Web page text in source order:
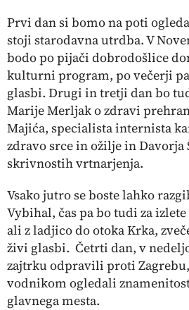
Prvi dan si bomo na poti
stoji starodavna utrdba. V
bodo po pijači dobrodošlice
kulturni program, po večerji
glasbi. Drugi in tretji dan bo
Marije Merljako zdravi
Majića, specialista internista
zdravo srce in ožilje inDavorja
skrivnostih vrtnarjenja.
Vsako jutro se boste lahko
Vybihal, čas pa bo tudi za
ali z ladjico do otoka Krka,
živi glasbi. Četrti dan, v
zajtrku odpravili proti
vodnikom ogledali
glavnega mesta.